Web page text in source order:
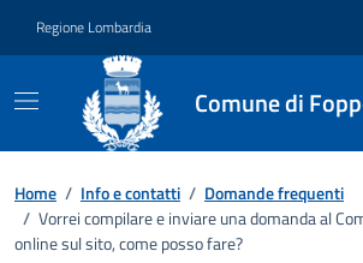
Regione Lombardia
Comune di
Dettagli FAQ
Home / Info e contatti / Domande frequenti
/ Vorrei compilare e inviare una domanda al
online sul sito, come posso fare?